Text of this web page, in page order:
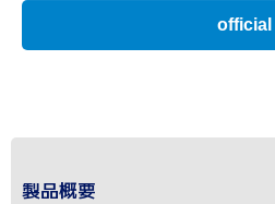
official
製品概要